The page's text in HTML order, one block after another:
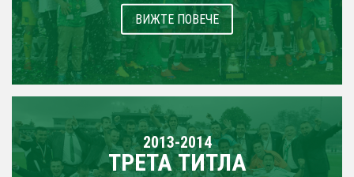
ВИЖТЕ ПОВЕЧЕ
2013-2014
ТРЕТА ТИТЛА